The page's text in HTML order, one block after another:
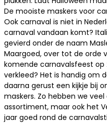
De mooiste maskers voor
Ook carnaval is niet in
carnaval vandaan komt?
gevierd onder de naam
Maargoed, over tot de orde
komende carnavalsfeest op
verkleed? Het is handig om
daarna gerust een kijkje bij
maskers. Zo hebben we
assortiment, maar ook het
jaar goed rond de